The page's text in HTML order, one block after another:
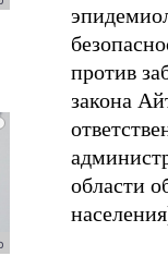
против
закона
области